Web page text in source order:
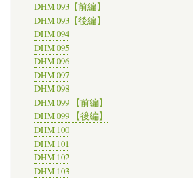
DHM 093【前編】
DHM 093【後編】
DHM 094
DHM 095
DHM 096
DHM 097
DHM 098
DHM 099 【前編】
DHM 099 【後編】
DHM 100
DHM 101
DHM 102
DHM 103